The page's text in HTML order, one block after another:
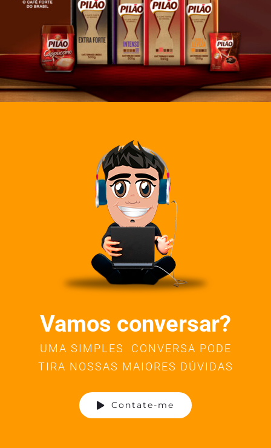
Vamos conversar?
UMA SIMPLES CONVERSA PODE
TIRA NOSSAS MAIORES DÚVIDAS
Contate-me